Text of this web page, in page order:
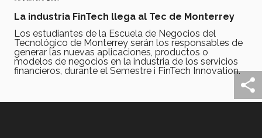
La industria FinTech llega al Tec de Monterrey
Los estudiantes de la Escuela de Negocios del
Tecnológico de Monterrey serán los responsables de
generar las nuevas aplicaciones, productos o
modelos de negocios en la industria de los servicios
financieros, durante el Semestre i FinTech Innovation.